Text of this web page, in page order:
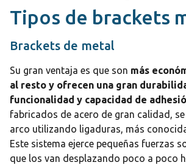
Tipos de brackets
Brackets de metal
Su gran ventaja es que son más
al resto y ofrecen una gran
funcionalidad y capacidad de
fabricados de acero de gran calidad,
arco utilizando ligaduras, más
Este sistema ejerce pequeñas fuerzas
que los van desplazando poco a poco